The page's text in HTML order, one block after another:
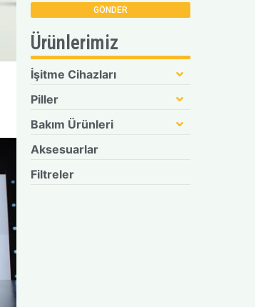
Ürünlerimiz
İşitme Cihazları
Piller
Bakım Ürünleri
Aksesuarlar
Filtreler